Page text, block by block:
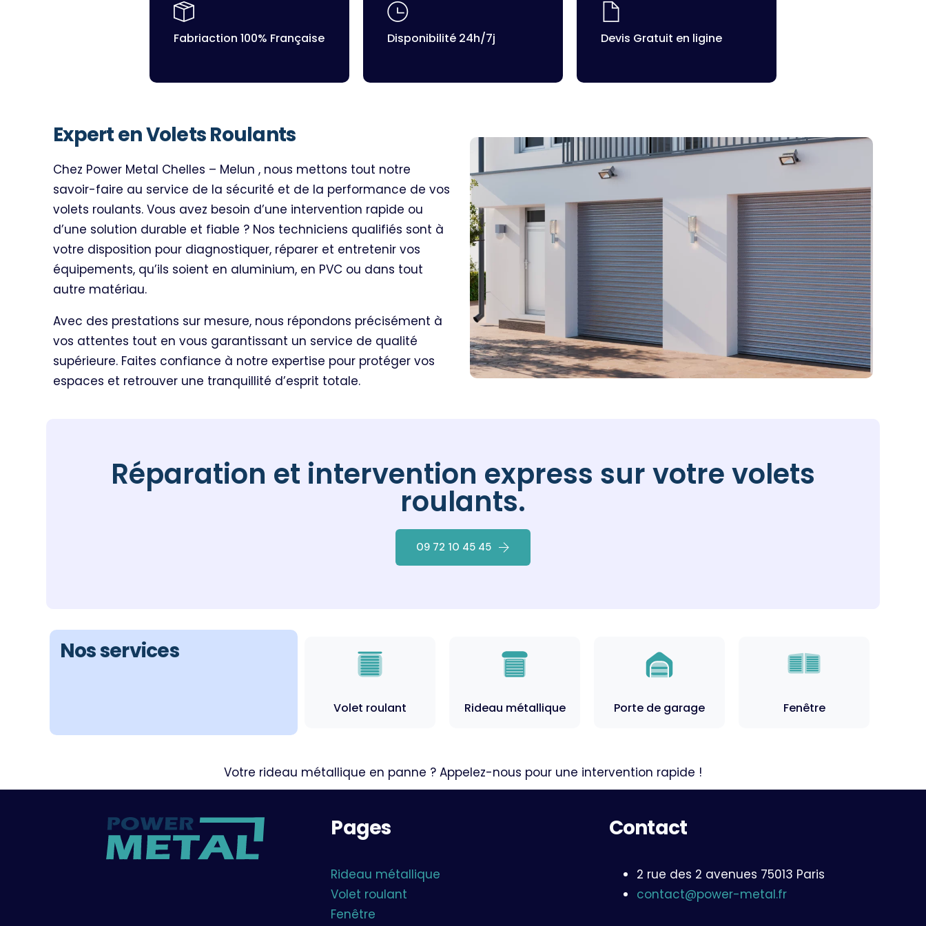
Fabriaction 100% Française Disponibilité 24h/7j Devis Gratuit en ligine
Expert en Volets Roulants
Chez Power Metal Chelles – Melun , nous mettons tout notre
savoir-faire au service de la sécurité et de la performance de vos
volets roulants. Vous avez besoin d’une intervention rapide ou
d’une solution durable et fiable ? Nos techniciens qualifiés sont à
votre disposition pour diagnostiquer, réparer et entretenir vos
équipements, qu’ils soient en aluminium, en PVC ou dans tout
autre matériau.
Avec des prestations sur mesure, nous répondons précisément à
vos attentes tout en vous garantissant un service de qualité
supérieure. Faites confiance à notre expertise pour protéger vos
espaces et retrouver une tranquillité d’esprit totale.
Réparation et intervention express sur votre volets
roulants.
09 72 10 45 45
Nos services
Volet roulant Rideau métallique Porte de garage Fenêtre
Votre rideau métallique en panne ? Appelez-nous pour une intervention rapide !
Pages
Rideau métallique
Volet roulant
Fenêtre
Contact
2 rue des 2 avenues 75013 Paris
contact@power-metal.fr